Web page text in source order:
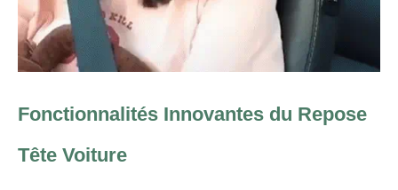
Fonctionnalités Innovantes du Repose
Tête Voiture